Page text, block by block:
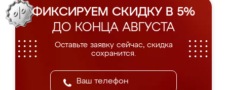
ФИКСИРУЕМ СКИДКУ В 5%
ДО КОНЦА АВГУСТА
Оставьте заявку сейчас, скидка
сохранится.